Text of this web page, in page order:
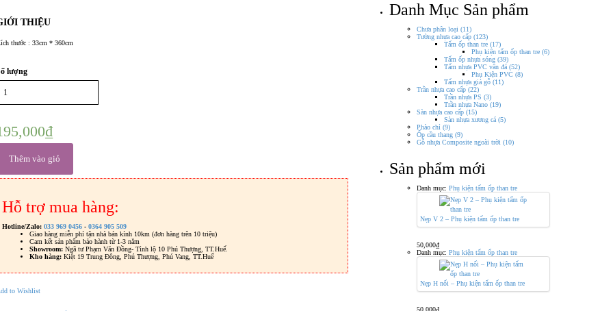
THIỆU
thước : 33cm * 360cm
lượng
₫
Thêm vào giỏ
Hỗ trợ mua hàng:
Hotline/Zalo:033 969 0456-0364 905 509
Giao hàng miễn phí tận nhà bán kính 10km (đơn hàng trên 10 triệu)
Cam kết sản phẩm bảo hành từ 1-3 năm
Showroom:Ngã tư Phạm Văn Đồng- Tỉnh lộ 10 Phú Thượng, TT.Huế.
Kho hàng:Kiệt 19 Trung Đông, Phú Thượng, Phú Vang, TT.Huế
to Wishlist
Danh Mục Sản phẩm
Chưa phân loại (11)
Tường nhựa cao cấp (123)
Tấm ốp than tre (17)
Phụ kiện tấm ốp than tre (6)
Tấm ốp nhựa sóng (39)
Tấm nhựa PVC vân đá (52)
Phụ Kiện PVC (8)
Tấm nhựa giả gỗ (11)
Trần nhựa cao cấp (22)
Trần nhựa PS (3)
Trần nhựa Nano (19)
Sàn nhựa cao cấp (15)
Sàn nhựa xương cá (5)
Phào chỉ (9)
Ốp cầu thang (9)
Gỗ nhựa Composite ngoài trời (10)
Sản phẩm mới
Danh mục: Phụ kiện tấm ốp than tre
Nẹp V 2 – Phụ kiện tấm ốp than tre
50,000₫
Danh mục: Phụ kiện tấm ốp than tre
Nẹp H nối – Phụ kiện tấm ốp than tre
50,000₫